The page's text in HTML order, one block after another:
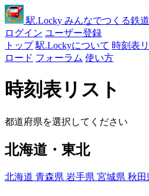
駅.Locky みんなでつくる鉄
ログイン ユーザー登録
トップ 駅.Lockyについて 時刻表
ロード フォーラム 使い方
時刻表リスト
都道府県を選択してください
北海道・東北
北海道 青森県 岩手県 宮城県 秋田